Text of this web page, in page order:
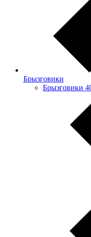
Брызговики
Брызговики